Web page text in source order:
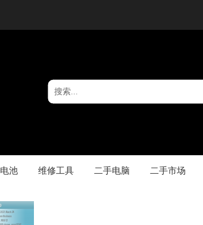
电池 维修工具 二手电脑 二手市场